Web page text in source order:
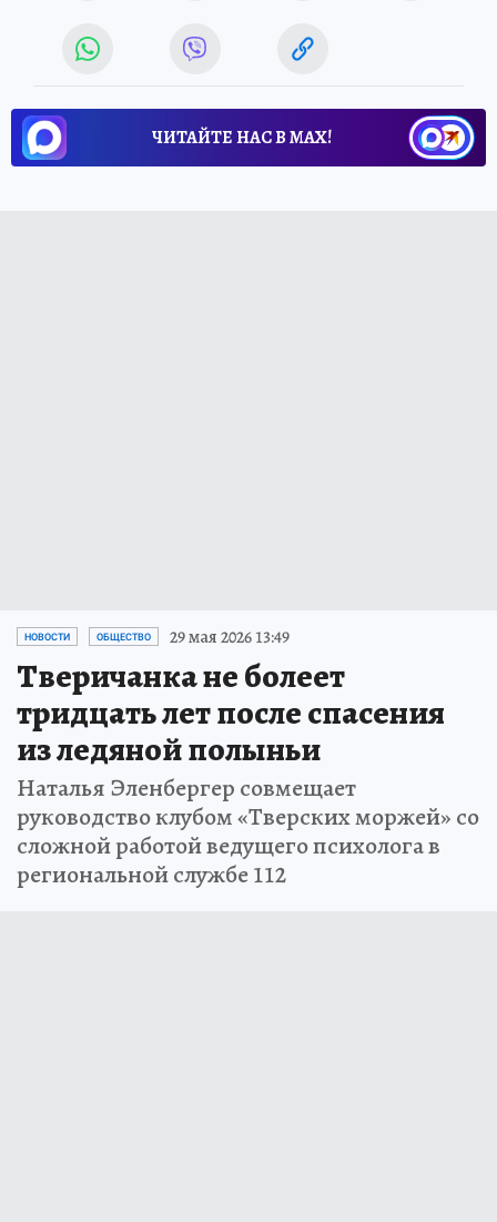
ЧИТАЙТЕ НАС В МАХ!
НОВОСТИ ОБЩЕСТВО 29 мая 2026 13:49
Тверичанка не болеет
тридцать лет после спасения
из ледяной полыньи
Наталья Эленбергер совмещает
руководство клубом «Тверских моржей» со
сложной работой ведущего психолога в
региональной службе 112